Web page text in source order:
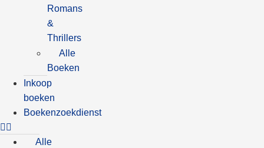
Romans
&
Thrillers
Alle
Boeken
Inkoop
boeken
Boekenzoekdienst
Alle